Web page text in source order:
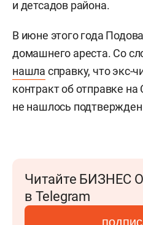
и детсадов района.
В июне этого года
домашнего ареста. Со
нашла справку, что экс-
контракт об отправке
не нашлось
Читайте БИЗНЕС
в Telegram